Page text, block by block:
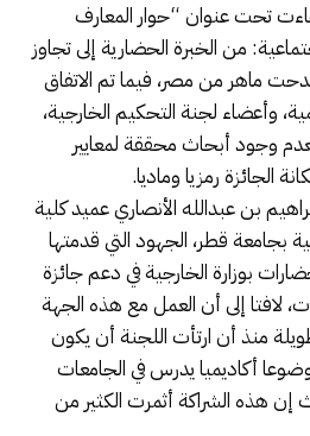
جاءت تحت عنوان “حوار المعارف
من الخبرة الحضارية إلى تجاوز
مدحت ماهر من مصر، فيما تم الاتفاق
وأعضاء لجنة التحكيم الخارجية،
وجود أبحاث محققة لمعايير
الجائزة رمزيا وماديا.
بن عبدالله الأنصاري عميد كلية
بجامعة قطر، الجهود التي قدمتها
بوزارة الخارجية في دعم جائزة
لافتا إلى أن العمل مع هذه الجهة
منذ أن ارتأت اللجنة أن يكون
أكاديميا يدرس في الجامعات
هذه الشراكة أثمرت الكثير من